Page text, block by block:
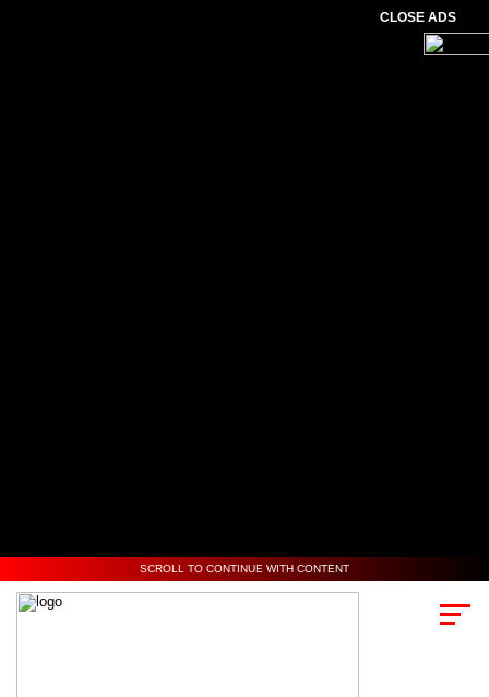
CLOSE ADS
SCROLL TO CONTINUE WITH CONTENT